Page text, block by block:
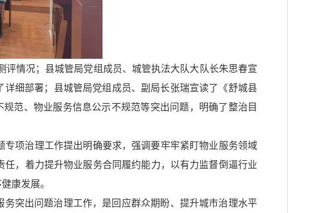
情况；县城管局党组成员、城管执法大队大队长朱思春宣
细部署；县城管局党组成员、副局长张瑞宣读了《舒城县
范、物业服务信息公示不规范等突出问题，明确了整治目
项治理工作提出明确要求，强调要牢牢紧盯物业服务领域
，着力提升物业服务合同履约能力，以有力监督倒逼行业
康发展。
突出问题治理工作，是回应群众期盼、提升城市治理水平